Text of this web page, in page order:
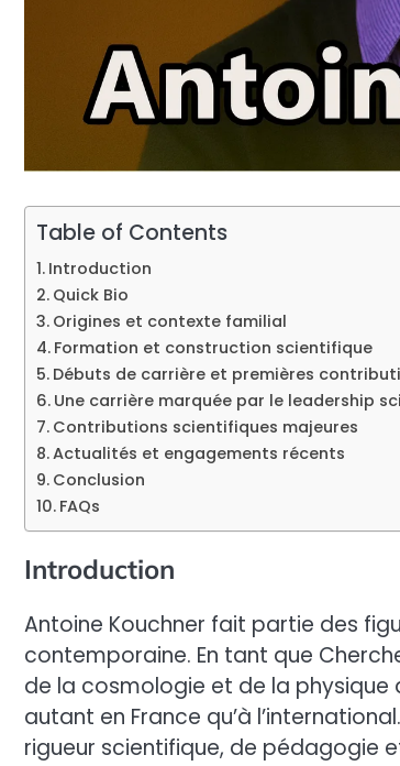
Table of Contents
Introduction
Quick Bio
Origines et contexte familial
Formation et construction scientifique
Débuts de carrière et premières
Une carrière marquée par le leadership
Contributions scientifiques majeures
Actualités et engagements récents
Conclusion
FAQs
Introduction
Antoine Kouchner fait partie des
contemporaine. En tant que
de la cosmologie et de la physique
autant en France qu’à
rigueur scientifique, de pédagogie